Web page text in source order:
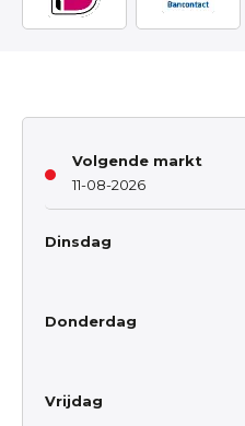
Volgende markt
11-08-2026
Dinsdag
Donderdag
Vrijdag